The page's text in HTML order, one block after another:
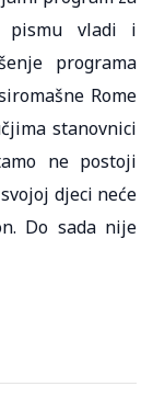
pismu vladi i
programa
Rome
stanovnici
ne postoji
djeci neće
Do sada nije